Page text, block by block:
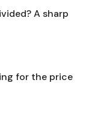
A sharp
for the price